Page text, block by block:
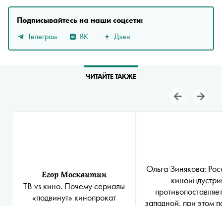
Подписывайтесь на наши соцсети:
Телеграм
ВК Дзен
ЧИТАЙТЕ ТАКЖЕ
Егор Москвитин
ТВ vs кино. Почему сериалы
«подвинут» кинопрокат
Ольга Зинякова:
западной, при этом